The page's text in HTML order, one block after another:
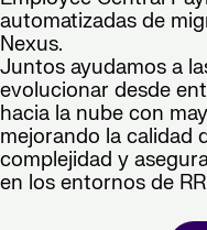
automatizadas de
Nexus.
Juntos ayudamos a
evolucionar desde
hacia la nube con
mejorando la calidad
complejidad y
en los entornos de